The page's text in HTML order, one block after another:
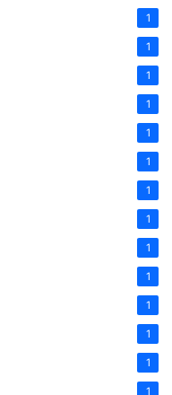
1
1
1
1
1
1
1
1
1
1
1
1
1
1